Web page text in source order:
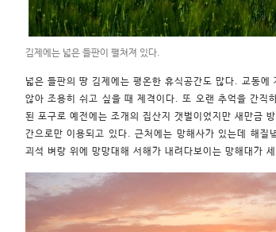
김제에는 넓은 들판이 펼쳐져 있다.
넓은 들판의 땅 김제에는 평온한 휴식공간도 많다. 교동
않아 조용히 쉬고 싶을 때 제격이다. 또 오랜 추억을 간직
된 포구로 예전에는 조개의 집산지 갯벌이었지만 새만금
간으로만 이용되고 있다. 근처에는 망해사가 있는데 해
괴석 벼랑 위에 망망대해 서해가 내려다보이는 망해대가